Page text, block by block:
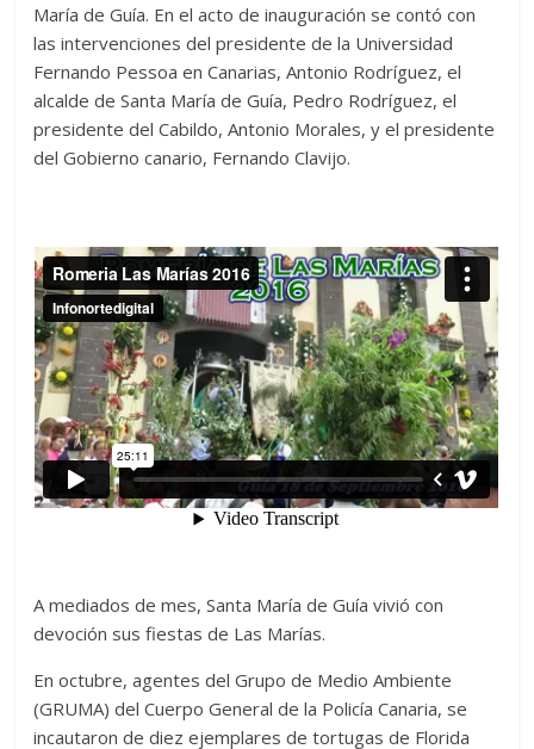
María de Guía. En el acto de inauguración se contó con
las intervenciones del presidente de la Universidad
Fernando Pessoa en Canarias, Antonio Rodríguez, el
alcalde de Santa María de Guía, Pedro Rodríguez, el
presidente del Cabildo, Antonio Morales, y el presidente
del Gobierno canario, Fernando Clavijo.
A mediados de mes, Santa María de Guía vivió con
devoción sus fiestas de Las Marías.
En octubre, agentes del Grupo de Medio Ambiente
(GRUMA) del Cuerpo General de la Policía Canaria, se
incautaron de diez ejemplares de tortugas de Florida